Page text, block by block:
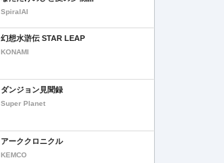
SpiralAI
幻想水滸伝 STAR LEAP
KONAMI
ダンジョン見聞録
Super Planet
アーククロニクル
KEMCO